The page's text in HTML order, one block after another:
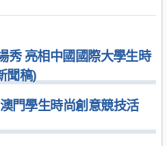
秀 亮相中國國際大學生時
聞稿)
門學生時尚創意競技活